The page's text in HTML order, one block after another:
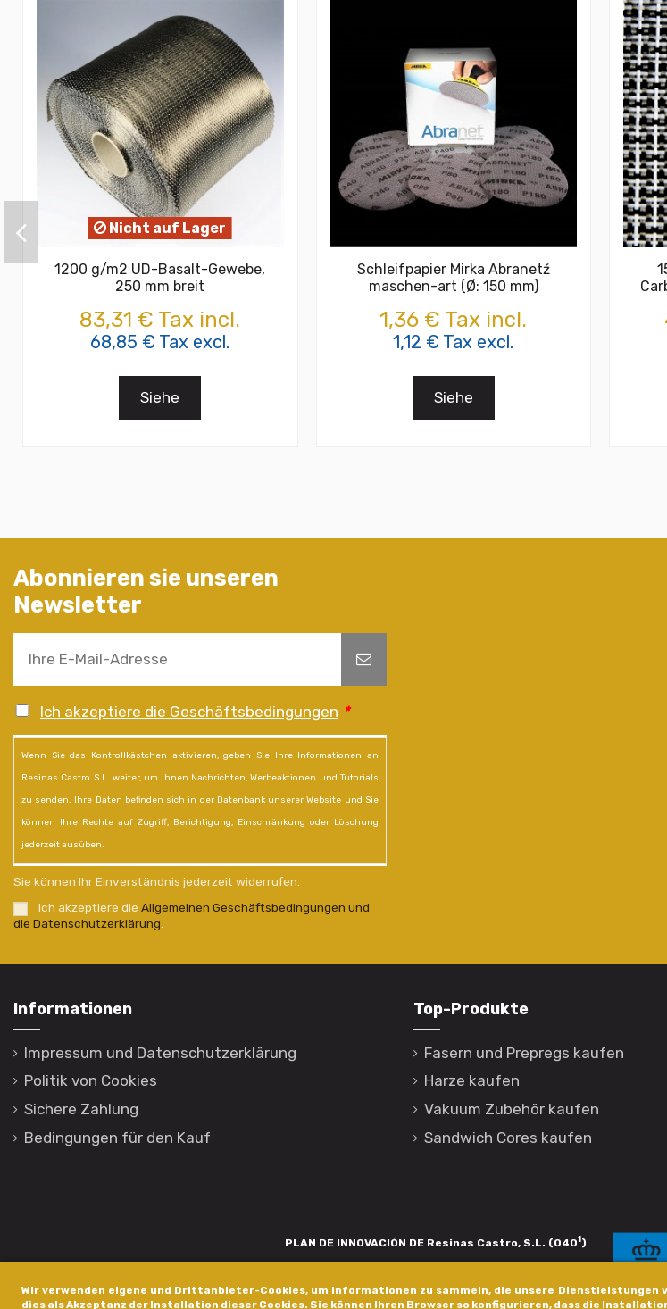
Wir verwenden eigene und Drittanbieter-Cookies, um Informationen zu sammeln, die unsere
dies als Akzeptanz der Installation dieser Cookies. Sie können Ihren Browser so konfigurieren, dass die
Nicht auf Lager
1200 g/m2 UD-Basalt-Gewebe,
250 mm breit
83,31 € Tax incl.
68,85 € Tax excl.
Siehe
Schleifpapier Mirka Abranetź
maschen-art (Ø: 150 mm)
1,36 € Tax incl.
1,12 € Tax excl.
Siehe
Abonnieren sie unseren
Newsletter
Ich akzeptiere die Geschäftsbedingungen *
Wenn Sie das Kontrollkästchen aktivieren, geben Sie Ihre Informationen an
Resinas Castro S.L. weiter, um Ihnen Nachrichten, Werbeaktionen und Tutorials
zu senden. Ihre Daten befinden sich in der Datenbank unserer Website und Sie
können Ihre Rechte auf Zugriff, Berichtigung, Einschränkung oder Löschung
jederzeit ausüben.
Sie können Ihr Einverständnis jederzeit widerrufen.
Ich akzeptiere die Allgemeinen Geschäftsbedingungen und
die Datenschutzerklärung
Informationen
Impressum und Datenschutzerklärung
Politik von Cookies
Sichere Zahlung
Bedingungen für den Kauf
Top-Produkte
Fasern und Prepregs kaufen
Harze kaufen
Vakuum Zubehör kaufen
Sandwich Cores kaufen
PLAN DE INNOVACIÓN DE Resinas Castro, S.L. (0401 )
está financiada pola Xunta de Galicia, a través de axudas concedidas pola Axencia Galega de Innovación,